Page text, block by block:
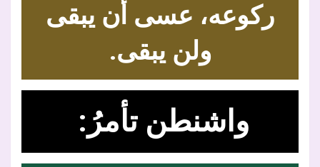
ركوعه، عسى أن يبقى
ولن يبقى.
واشنطن تأمرُ: